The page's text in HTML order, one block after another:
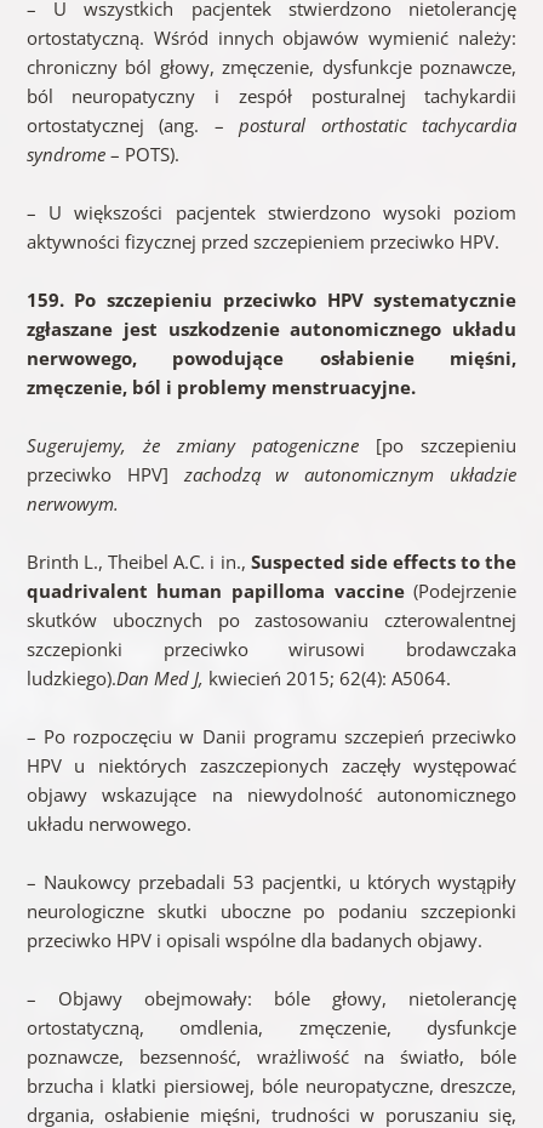
– U wszystkich pacjentek stwierdzono nietolerancję
ortostatyczną. Wśród innych objawów wymienić należy:
chroniczny ból głowy, zmęczenie, dysfunkcje poznawcze,
ból neuropatyczny i zespół posturalnej tachykardii
ortostatycznej (ang. –postural orthostatic tachycardia
syndrome– POTS).
– U większości pacjentek stwierdzono wysoki poziom
aktywności fizycznej przed szczepieniem przeciwko HPV.
159. Po szczepieniu przeciwko HPV systematycznie
zgłaszane jest uszkodzenie autonomicznego układu
nerwowego, powodujące osłabienie mięśni,
zmęczenie, ból i problemy menstruacyjne.
Sugerujemy, że zmiany patogeniczne [po szczepieniu
przeciwko HPV] zachodzą w autonomicznym układzie
nerwowym.
Brinth L., Theibel A.C. i in., Suspected side effects to the
quadrivalent human papilloma vaccine(Podejrzenie
skutków ubocznych po zastosowaniu czterowalentnej
szczepionki przeciwko wirusowi brodawczaka
ludzkiego).Dan Med J, kwiecień 2015; 62(4): A5064.
– Po rozpoczęciu w Danii programu szczepień przeciwko
HPV u niektórych zaszczepionych zaczęły występować
objawy wskazujące na niewydolność autonomicznego
układu nerwowego.
– Naukowcy przebadali 53 pacjentki, u których wystąpiły
neurologiczne skutki uboczne po podaniu szczepionki
przeciwko HPV i opisali wspólne dla badanych objawy.
– Objawy obejmowały: bóle głowy, nietolerancję
ortostatyczną, omdlenia, zmęczenie, dysfunkcje
poznawcze, bezsenność, wrażliwość na światło, bóle
brzucha i klatki piersiowej, bóle neuropatyczne, dreszcze,
drgania, osłabienie mięśni, trudności w poruszaniu się,